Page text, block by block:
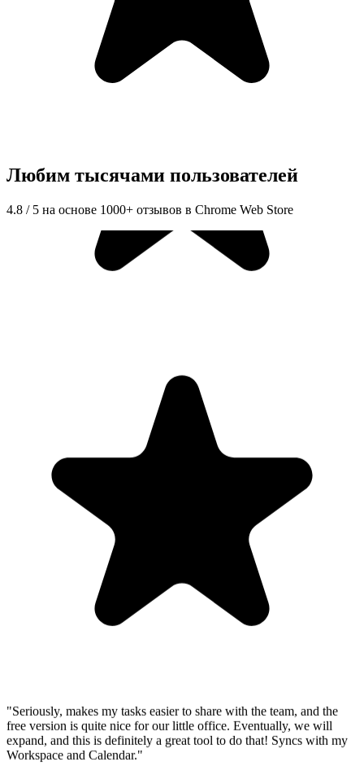
Любим тысячами пользователей
4.8 / 5 на основе 1000+ отзывов в Chrome Web Store
"Seriously, makes my tasks easier to share with the team, and the
free version is quite nice for our little office. Eventually, we will
expand, and this is definitely a great tool to do that! Syncs with my
Workspace and Calendar."